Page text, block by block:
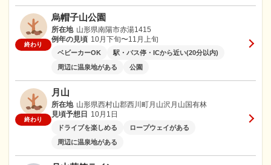
終わり
烏帽子山公園
所在地 山形県南陽市赤湯1415
例年の見頃 10月下旬〜11月上旬
ベビーカーOK
駅・バス停・ICから近い(20分以内)
周辺に温泉地がある
公園
終わり
月山
所在地 山形県西村山郡西川町月山沢月山国有林
見頃予想日
10月1日
ドライブを楽しめる
ロープウェイがある
周辺に温泉地がある